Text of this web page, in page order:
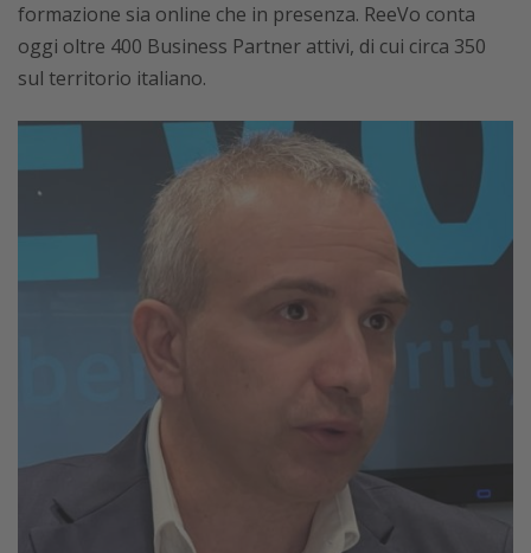
formazione sia online che in presenza. ReeVo conta
oggi oltre 400 Business Partner attivi, di cui circa 350
sul territorio italiano.